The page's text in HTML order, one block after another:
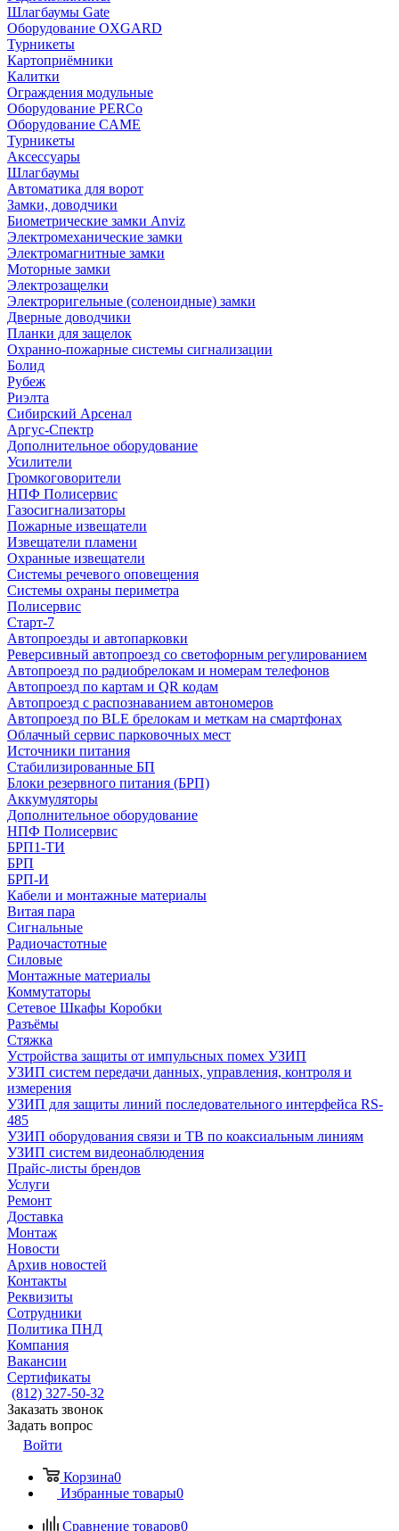
Шлагбаумы Gate
Оборудование OXGARD
Турникеты
Картоприёмники
Калитки
Ограждения модульные
Оборудование PERCo
Оборудование CAME
Турникеты
Аксессуары
Шлагбаумы
Автоматика для ворот
Замки, доводчики
Биометрические замки Anviz
Электромеханические замки
Электромагнитные замки
Моторные замки
Электрозащелки
Электроригельные (cоленоидные) замки
Дверные доводчики
Планки для защелок
Охранно-пожарные системы сигнализации
Болид
Рубеж
Риэлта
Сибирский Арсенал
Аргус-Спектр
Дополнительное оборудование
Усилители
Громкоговорители
НПФ Полисервис
Газосигнализаторы
Пожарные извещатели
Извещатели пламени
Охранные извещатели
Системы речевого оповещения
Системы охраны периметра
Полисервис
Старт-7
Автопроезды и автопарковки
Реверсивный автопроезд со светофорным регулированием
Автопроезд по радиобрелокам и номерам телефонов
Автопроезд по картам и QR кодам
Автопроезд с распознаванием автономеров
Автопроезд по BLE брелокам и меткам на смартфонах
Облачный сервис парковочных мест
Источники питания
Стабилизированные БП
Блоки резервного питания (БРП)
Аккумуляторы
Дополнительное оборудование
НПФ Полисервис
БРП1-ТИ
БРП
БРП-И
Кабели и монтажные материалы
Витая пара
Сигнальные
Радиочастотные
Силовые
Монтажные материалы
Коммутаторы
Сетевое Шкафы Коробки
Разъёмы
Стяжка
Уcтройства защиты от импульсных помех УЗИП
УЗИП систем передачи данных, управления, контроля и
измерения
УЗИП для защиты линий последовательного интерфейса RS-
485
УЗИП оборудования связи и ТВ по коаксиальным линиям
УЗИП систем видеонаблюдения
Прайс-листы брендов
Услуги
Ремонт
Доставка
Монтаж
Новости
Архив новостей
Контакты
Реквизиты
Сотрудники
Политика ПНД
Компания
Вакансии
Сертификаты
(812) 327-50-32
Заказать звонок
Задать вопрос
Войти
Корзина0
Избранные товары0
Сравнение товаров0